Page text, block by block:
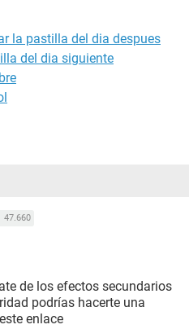
la pastilla del dia despues
del dia siguiente
47.660
de los efectos secundarios
podrías hacerte una
enlace